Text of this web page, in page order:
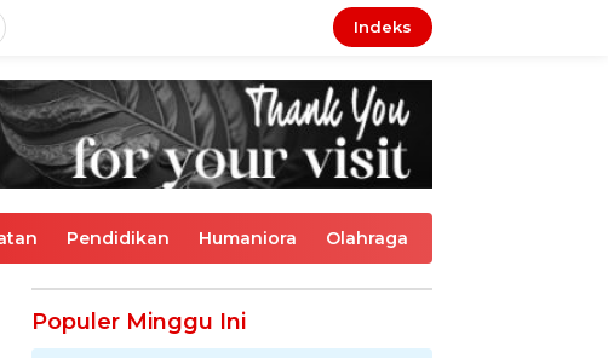
Indeks
Pendidikan Humaniora Olahraga
Populer Minggu Ini